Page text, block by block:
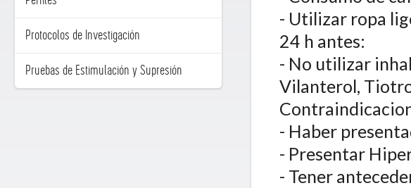
Protocolos de Investigación
Pruebas de Estimulación y Supresión
- Utilizar ropa
24 h antes:
- No utilizar
Vilanterol,
- Haber
- Presentar
- Tener